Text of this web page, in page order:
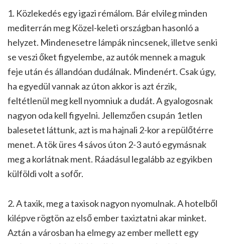
1. Közlekedés egy igazi rémálom. Bár elvileg minden
mediterrán meg Közel-keleti országban hasonló a
helyzet. Mindenesetre lámpák nincsenek, illetve senki
se veszi őket figyelembe, az autók mennek a maguk
feje után és állandóan dudálnak. Mindenért. Csak úgy,
ha egyedül vannak az úton akkor is azt érzik,
feltétlenül meg kell nyomniuk a dudát. A gyalogosnak
nagyon oda kell figyelni. Jellemzően csupán 1etlen
balesetet láttunk, azt is ma hajnali 2-kor a repülőtérre
menet. A tök üres 4 sávos úton 2-3 autó egymásnak
meg a korlátnak ment. Ráadásul legalább az egyikben
külföldi volt a sofőr.
2. A taxik, meg a taxisok nagyon nyomulnak. A hotelből
kilépve rögtön az első ember taxiztatni akar minket.
Aztán a városban ha elmegy az ember mellett egy